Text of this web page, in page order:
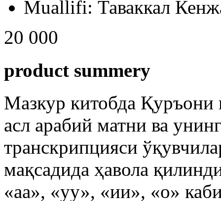
Muallifi: Таваккал
20 000
product summery
Мазкур китобда Қуръони
асл арабий матни ва
транскрипцияси
мақсадида ҳавола
«аа», «уу», «ии», «о»